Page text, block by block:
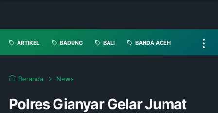
ARTIKEL BADUNG BALI BANDA ACEH
Beranda News
Polres Gianyar Gelar Jumat